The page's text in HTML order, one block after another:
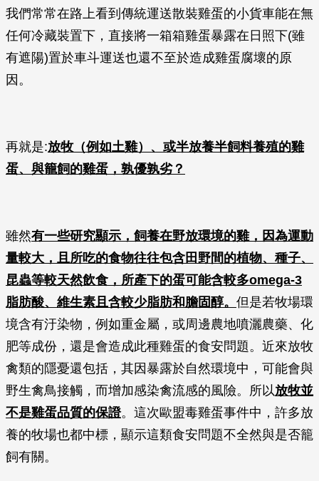
我們常常在路上看到傳統運送散裝雞蛋的小貨車能在無
任何冷藏裝置下，直接將一箱箱雞蛋暴露在日照下(雖
有遮陽)置於車斗運送也還不至於造成雞蛋腐壞的原
因。
再就是:放牧（例如土雞）、或半放養半飼料養殖的雞
蛋、與籠飼的雞蛋，孰優孰劣？
雖然有一些研究顯示，飼養在野放環境的雞，因為運動
量較大，且所吃的食物往往包含田野間的植物、種子、
昆蟲等較天然飲食，所產下的蛋可能含較多omega-3
脂肪酸、維生素且含較少脂肪和膽固醇。 但是若牧場環
境含有汙染物，例如重金屬，或周邊農地噴灑農藥、化
肥等成份，還是會造成此種雞蛋的食安問題。近來放牧
禽類的隱憂還包括，其因暴露於自然環境中，可能會與
野生禽鳥接觸，而增加感染禽流感的風險。所以放牧並
不是雞蛋品質的保證。這次歐盟毒雞蛋事件中，許多放
養的牧場也都中標，顯示這類食安問題不全然與是否籠
飼有關。